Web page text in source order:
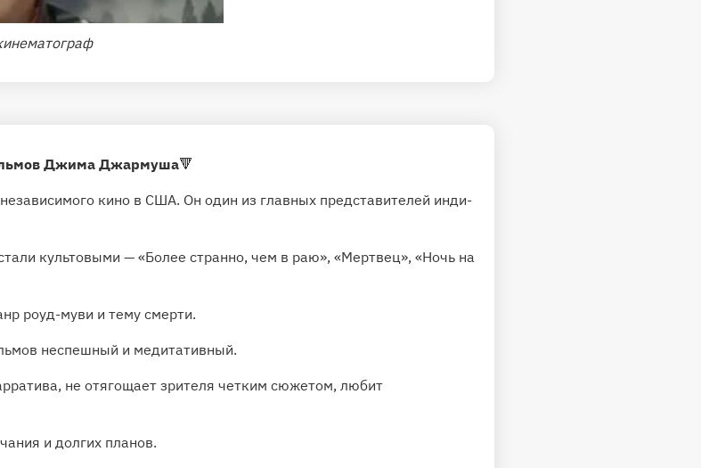
Джима Джармуша🔻
кино в США. Он один из главных представителей инди-
культовыми — «Более странно, чем в раю», «Мертвец», «Ночь на
роуд-муви и тему смерти.
неспешный и медитативный.
не отягощает зрителя четким сюжетом, любит
и долгих планов.